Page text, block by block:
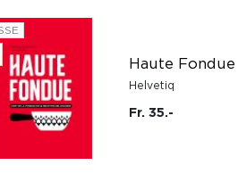
Haute Fondue
Helvetiq
Fr. 35.-